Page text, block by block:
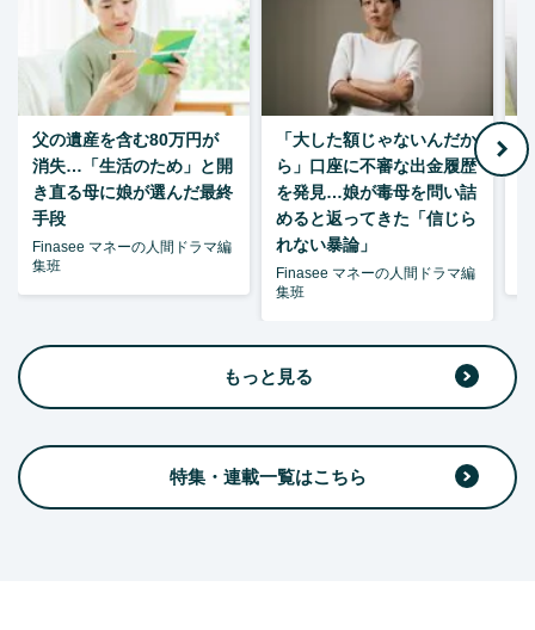
父の遺産を含む80万円が
消失…「生活のため」と開
き直る母に娘が選んだ最終
手段
Finasee マネーの人間ドラマ編
集班
「大した額じゃないんだか
ら」口座に不審な出金履歴
を発見…娘が毒母を問い詰
めると返ってきた「信じら
れない暴論」
Finasee マネーの人間ドラマ編
集班
もっと見る
特集・連載一覧はこちら